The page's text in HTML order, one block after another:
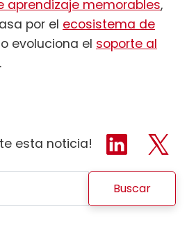
aprendizaje memorables,
por el ecosistema de
evoluciona el soporte al
.
esta noticia!